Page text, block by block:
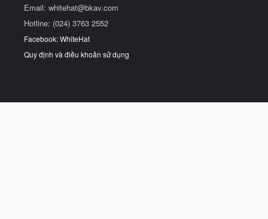
Email: whitehat@bkav.com
Hotline: (024) 3763 2552
Facebook: WhiteHat
Quy định và điều khoản sử dụng